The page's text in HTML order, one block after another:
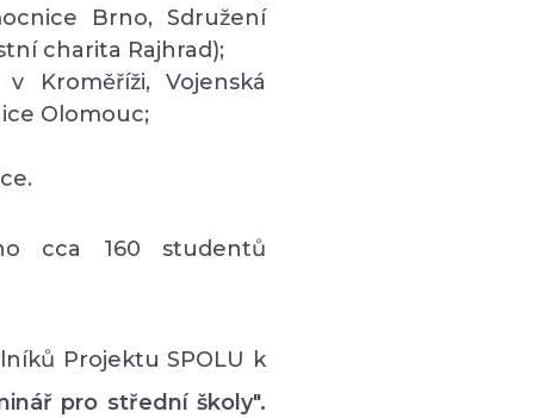
Brno, Sdružení
charita Rajhrad);
Kroměříži, Vojenská
Olomouc;
cca 160 studentů
Projektu SPOLU k
pro střední školy".